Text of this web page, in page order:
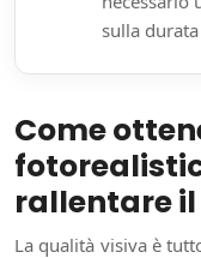
sulla
Come
rallentare il
La qualità visiva è